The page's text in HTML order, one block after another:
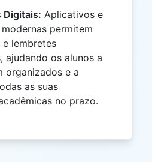
Digitais: Aplicativos e
permitem
lembretes
ajudando os alunos a
organizados e a
as suas
no prazo.